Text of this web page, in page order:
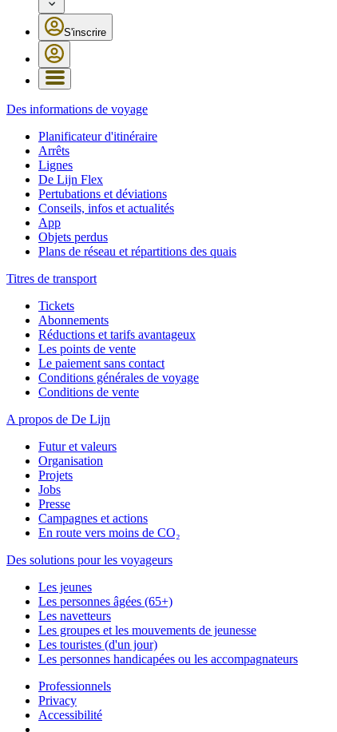
S'inscrire
Des informations de voyage
Planificateur d'itinéraire
Arrêts
Lignes
De Lijn Flex
Pertubations et déviations
Conseils, infos et actualités
App
Objets perdus
Plans de réseau et répartitions des quais
Titres de transport
Tickets
Abonnements
Réductions et tarifs avantageux
Les points de vente
Le paiement sans contact
Conditions générales de voyage
Conditions de vente
A propos de De Lijn
Futur et valeurs
Organisation
Projets
Jobs
Presse
Campagnes et actions
En route vers moins de CO₂
Des solutions pour les voyageurs
Les jeunes
Les personnes âgées (65+)
Les navetteurs
Les groupes et les mouvements de jeunesse
Les touristes (d'un jour)
Les personnes handicapées ou les accompagnateurs
Professionnels
Privacy
Accessibilité